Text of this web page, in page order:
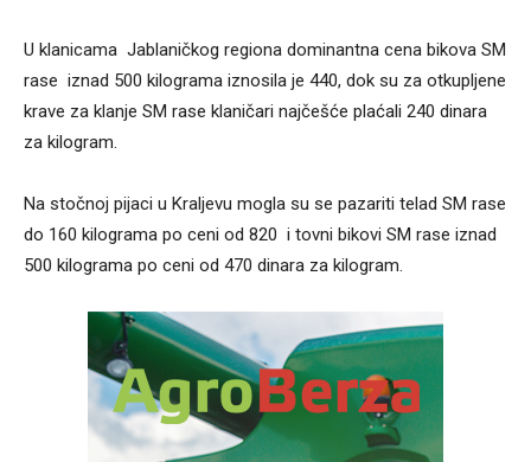
U klanicama Jablaničkog regiona dominantna cena bikova SM
rase iznad 500 kilograma iznosila je 440, dok su za otkupljene
krave za klanje SM rase klaničari najčešće plaćali 240 dinara
za kilogram.
Na stočnoj pijaci u Kraljevu mogla su se pazariti telad SM rase
do 160 kilograma po ceni od 820 i tovni bikovi SM rase iznad
500 kilograma po ceni od 470 dinara za kilogram.